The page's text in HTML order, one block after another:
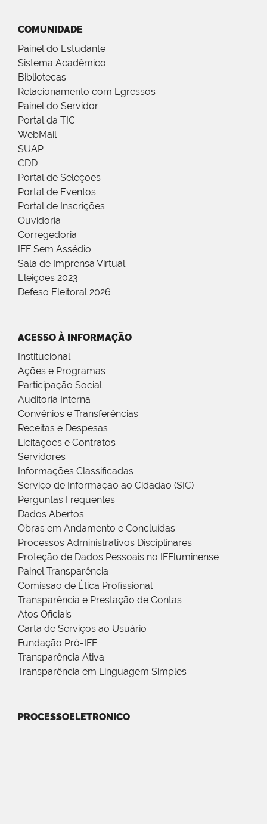
COMUNIDADE
Painel do Estudante
Sistema Acadêmico
Bibliotecas
Relacionamento com Egressos
Painel do Servidor
Portal da TIC
WebMail
SUAP
CDD
Portal de Seleções
Portal de Eventos
Portal de Inscrições
Ouvidoria
Corregedoria
IFF Sem Assédio
Sala de Imprensa Virtual
Eleições 2023
Defeso Eleitoral 2026
ACESSO À INFORMAÇÃO
Institucional
Ações e Programas
Participação Social
Auditoria Interna
Convênios e Transferências
Receitas e Despesas
Licitações e Contratos
Servidores
Informações Classificadas
Serviço de Informação ao Cidadão (SIC)
Perguntas Frequentes
Dados Abertos
Obras em Andamento e Concluídas
Processos Administrativos Disciplinares
Proteção de Dados Pessoais no IFFluminense
Painel Transparência
Comissão de Ética Profissional
Transparência e Prestação de Contas
Atos Oficiais
Carta de Serviços ao Usuário
Fundação Pró-IFF
Transparência Ativa
Transparência em Linguagem Simples
PROCESSOELETRONICO